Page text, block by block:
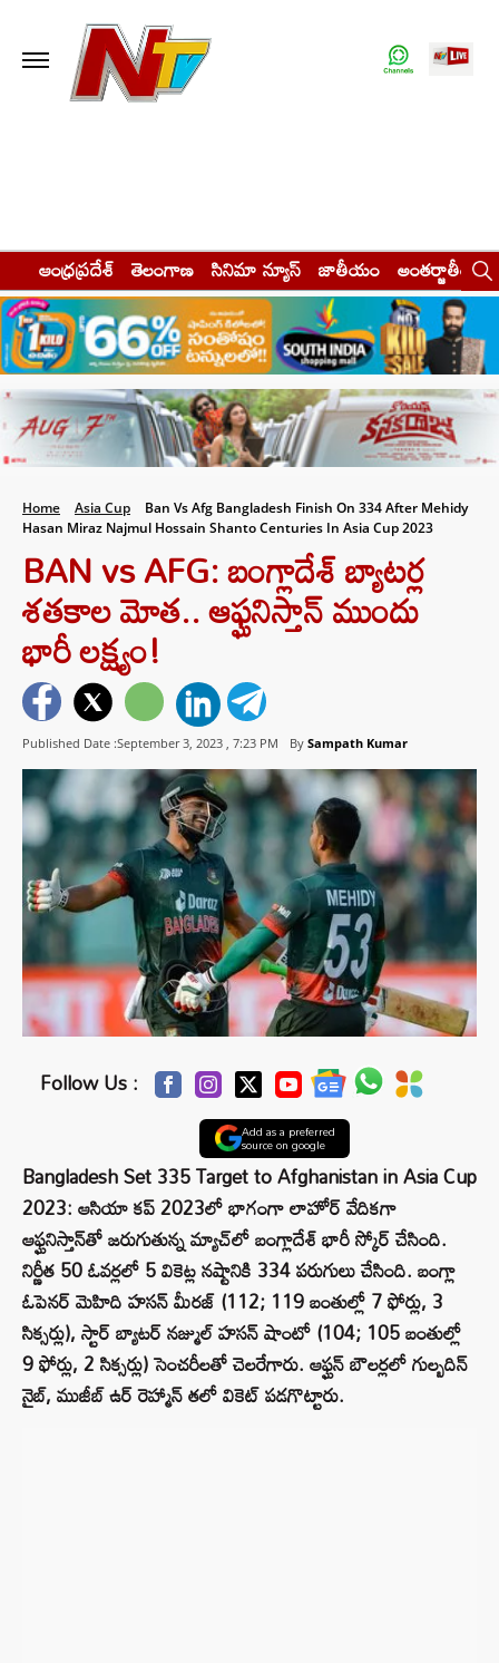
ఆంధ్రప్రదేశ్ తెలంగాణ సినిమా న్యూస్ జాతీయం అంతర్జాతీయం
Home Asia Cup
Ban Vs Afg Bangladesh Finish On 334 After Mehidy
Hasan Miraz Najmul Hossain Shanto Centuries In Asia Cup 2023
BAN vs AFG: బంగ్లాదేశ్‌ బ్యాటర్ల
శతకాల మోత.. ఆఫ్ఘనిస్తాన్‌ ముందు
భారీ లక్ష్యం!
Published Date :September 3, 2023 , 7:23 PM By Sampath Kumar
Follow Us :
Add as a preferred
source on google
Bangladesh Set 335 Target to Afghanistan in Asia Cup
2023: ఆసియా కప్‌ 2023లో భాగంగా లాహోర్‌ వేదికగా
ఆఫ్ఘనిస్తాన్‌తో జరుగుతున్న మ్యాచ్‌లో బంగ్లాదేశ్‌ భారీ స్కోర్ చేసింది.
నిర్ణీత 50 ఓవర్లలో 5 వికెట్ల నష్టానికి 334 పరుగులు చేసింది. బంగ్లా
ఓపెనర్ మెహిది హసన్‌ మీరజ్‌ (112; 119 బంతుల్లో 7 ఫోర్లు, 3
సిక్సర్లు), స్టార్ బ్యాటర్ నజ్ముల్‌ హసన్‌ షాంటో (104; 105 బంతుల్లో
9 ఫోర్లు, 2 సిక్సర్లు) సెంచరీలతో చెలరేగారు. ఆఫ్ఘన్‌ బౌలర్లలో గుల్బదిన్‌
నైబ్‌, ముజీబ్‌ ఉర్‌ రెహ్మాన్‌ తలో వికెట్‌ పడగొట్టారు.